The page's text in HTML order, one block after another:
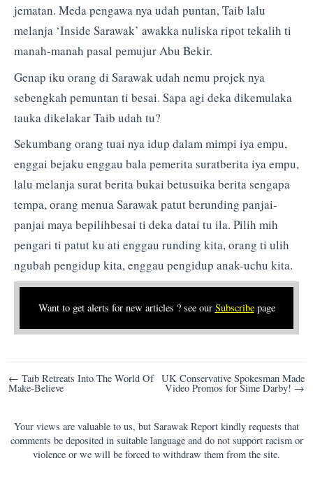
jematan. Meda pengawa nya udah puntan, Taib lalu
melanja ‘Inside Sarawak’ awakka nuliska ripot tekalih ti
manah-manah pasal pemujur Abu Bekir.
Genap iku orang di Sarawak udah nemu projek nya
sebengkah pemuntan ti besai. Sapa agi deka dikemulaka
tauka dikelakar Taib udah tu?
Sekumbang orang tuai nya idup dalam mimpi iya empu,
enggai bejaku enggau bala pemerita suratberita iya empu,
lalu melanja surat berita bukai betusuika berita sengapa
tempa, orang menua Sarawak patut berunding panjai-
panjai maya bepilihbesai ti deka datai tu ila. Pilih mih
pengari ti patut ku ati enggau runding kita, orang ti ulih
ngubah pengidup kita, enggau pengidup anak-uchu kita.
Want to get alerts for new articles ? see our Subscribepage
Post
navigation
← Taib Retreats Into The World Of
Make-Believe
UK Conservative Spokesman Made
Video Promos for Sime Darby! →
Your views are valuable to us, but Sarawak Report kindly requests that
comments be deposited in suitable language and do not support racism or
violence or we will be forced to withdraw them from the site.